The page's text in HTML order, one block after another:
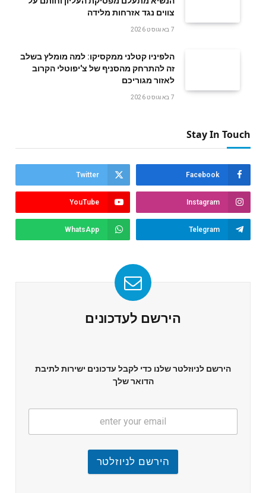
צווים נגד אזרחות מלידה
7 באוגוסט 2026
הלפיניו קטלני ממקסיקו: למה מומלץ בשלב
זה להתרחק מהסניף של צ'יפוטלי הקרוב
לאזור מגוריכם
7 באוגוסט 2026
Stay In Touch
Facebook
Twitter
Instagram
YouTube
Telegram
WhatsApp
הירשם לעדכונים
הירשם לניוזלטר שלנו כדי לקבל עדכונים ישירות לתיבת
הדואר שלך
הירשם לניוזלטר